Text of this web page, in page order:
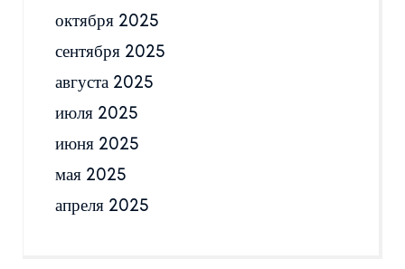
октября 2025
сентября 2025
августа 2025
июля 2025
июня 2025
мая 2025
апреля 2025